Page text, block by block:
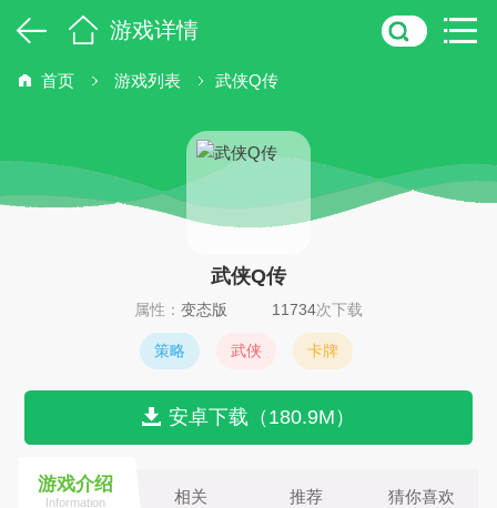
游戏详情
首页 游戏列表 武侠Q传
武侠Q传
属性： 变态版 11734次下载
策略 武侠 卡牌
安卓下载（180.9M）
游戏介绍
Information 相关 推荐 猜你喜欢